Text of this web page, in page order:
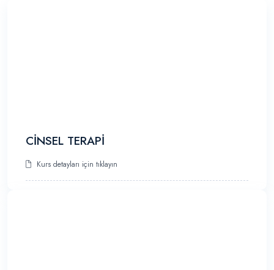
CİNSEL TERAPİ
Kurs detayları için tıklayın